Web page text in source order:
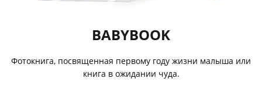
BABYBOOK
Фотокнига, посвященная первому году жизни малыша или
книга в ожидании чуда.